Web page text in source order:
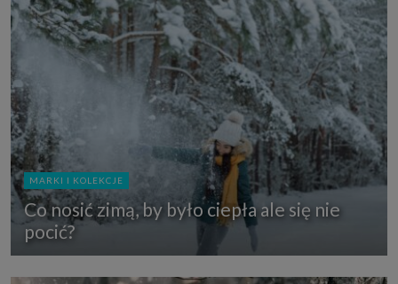
MARKI I KOLEKCJE
Co nosić zimą, by było ciepła ale się nie
pocić?